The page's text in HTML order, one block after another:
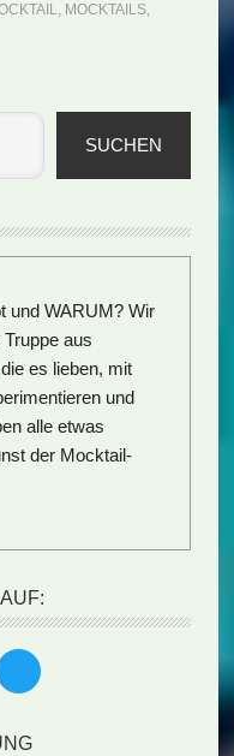
, MOCKTAILS,
SUCHEN
und WARUM? Wir
aus
es lieben, mit
und
alle etwas
der Mocktail-